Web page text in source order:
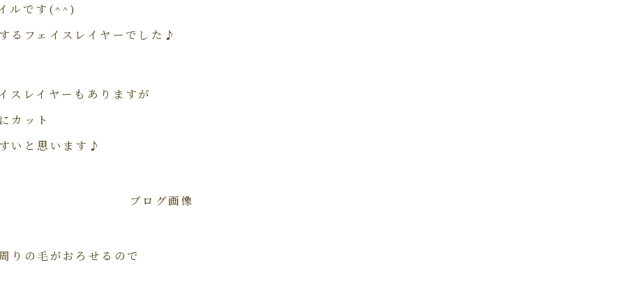
ルです(^^)
るフェイスレイヤーでした♪
スレイヤーもありますが
カット
いと思います♪
りの毛がおろせるので